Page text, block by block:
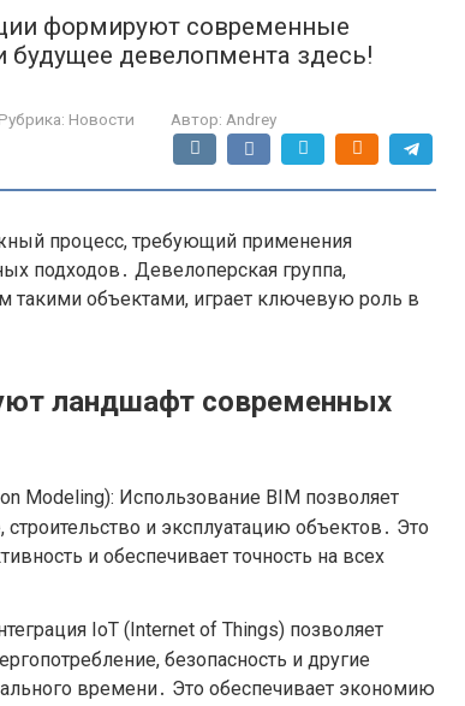
формируют современные
девелопмента здесь!
Рубрика: Новости Автор: Andrey
процесс, требующий применения
подходов․ Девелоперская группа,
такими объектами, играет ключевую роль в
ландшафт современных
Modeling): Использование BIM позволяет
и эксплуатацию объектов․ Это
и обеспечивает точность на всех
IoT (Internet of Things) позволяет
безопасность и другие
времени․ Это обеспечивает экономию